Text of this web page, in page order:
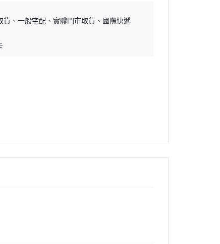
貨 一般宅配 實體門市取貨
國際快遞